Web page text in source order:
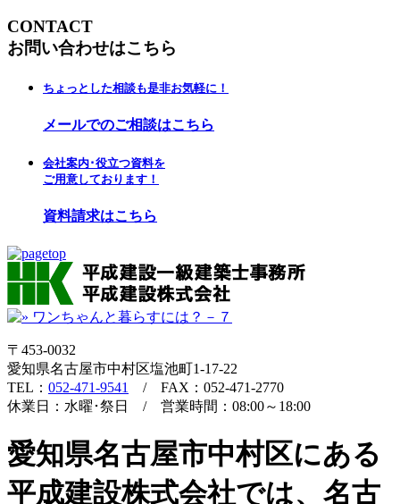
CONTACT
お問い合わせはこちら
ちょっとした相談も是非お気軽に！
メールでのご相談はこちら
会社案内･役立つ資料を
ご用意しております！
資料請求はこちら
〒453-0032
愛知県名古屋市中村区塩池町1-17-22
TEL： 052-471-9541
/ FAX：052-471-2770
休業日：水曜･祭日 / 営業時間：08:00～18:00
愛知県名古屋市中村区にある
平成建設株式会社では、名古